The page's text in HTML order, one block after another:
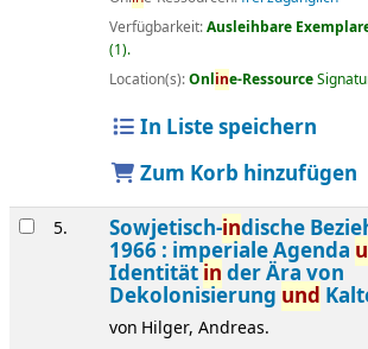
Verfügbarkeit:Ausleihbare
(1).
Location(s):Online-Ressource
In Liste speichern
Zum Korb hinzufügen
5. Sowjetisch-indische
1966 : imperiale Agenda
Identität in der Ära von
Dekolonisierung und
von Hilger, Andreas.